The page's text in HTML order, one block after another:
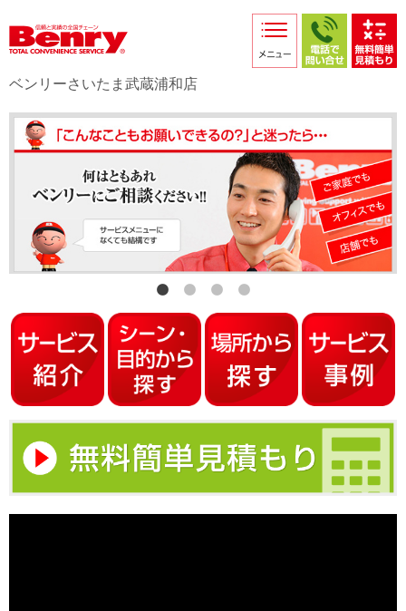
採用情報
店舗からのお知らせ
店舗日記
スタッフ紹介
プライバシーポリシー
本部スマホサイト
ベンリーさいたま武蔵浦和店